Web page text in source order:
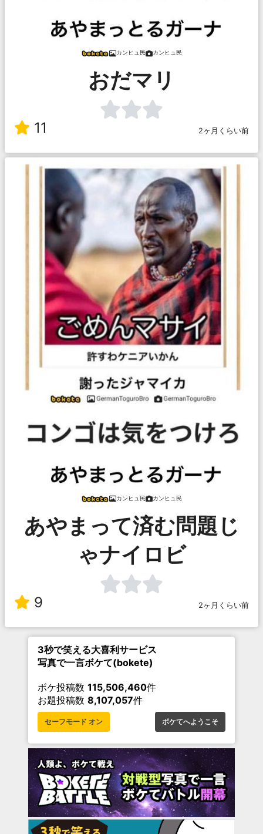
カンヒュ民 カンヒュ民
おだマリ
11 2ヶ月くらい前
カンヒュ民 カンヒュ民
あやまって済む問題じ
ゃナイロビ
9 2ヶ月くらい前
3秒で笑える大喜利サービス
写真で一言ボケて(bokete)
ボケ投稿数 115,506,460件
お題投稿数 8,107,057件
セーフモード オン ボケてへようこそ